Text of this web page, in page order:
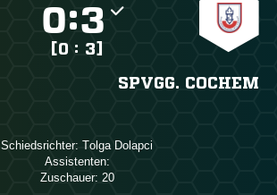
:
[0 : 3]
SPVGG. COCHEM
Schiedsrichter:  
Assistenten:
Zuschauer: 20